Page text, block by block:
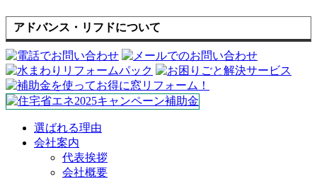
アドバンス・リフドについて
選ばれる理由
会社案内
代表挨拶
会社概要